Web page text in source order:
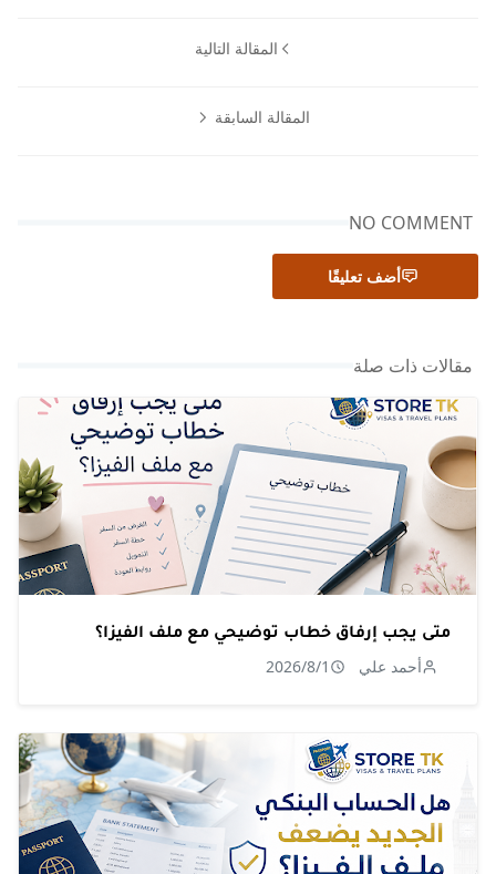
المقالة التالية
المقالة السابقة
NO COMMENT
أضف تعليقًا
مقالات ذات صلة
متى يجب إرفاق خطاب توضيحي مع ملف الفيزا؟
أحمد علي 2026/8/1